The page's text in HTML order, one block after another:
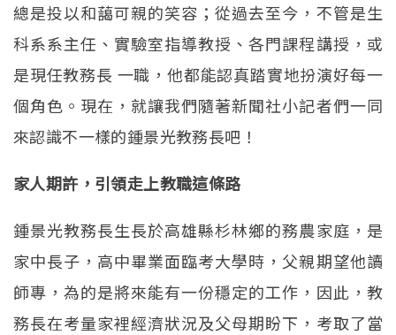
總是投以和藹可親的笑容；從過去至今，不管是生
科系系主任、實驗室指導教授、各門課程講授，或
是現任教務長 一職，他都能認真踏實地扮演好每一
個角色。現在，就讓我們隨著新聞社小記者們一同
來認識不一樣的鍾景光教務長吧！
家人期許，引領走上教職這條路
鍾景光教務長生長於高雄縣杉林鄉的務農家庭，是
家中長子，高中畢業面臨考大學時，父親期望他讀
師專，為的是將來能有一份穩定的工作，因此，教
務長在考量家裡經濟狀況及父母期盼下，考取了當